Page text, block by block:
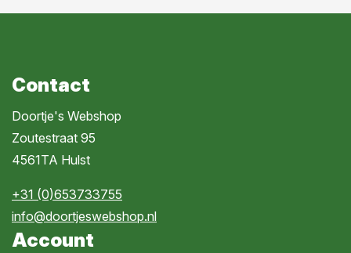
Contact
Doortje's Webshop
Zoutestraat 95
4561TA Hulst
+31 (0)653733755
info@doortjeswebshop.nl
Account